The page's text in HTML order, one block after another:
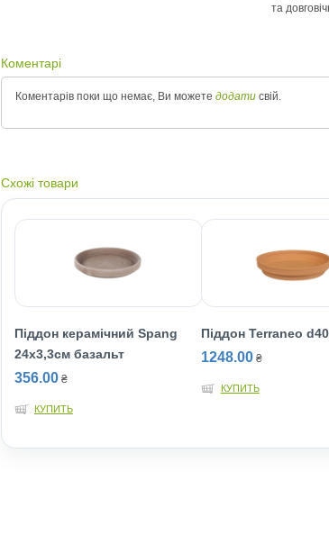
та
Коментарі
Коментарів поки що немає, Ви можете додати свій.
Схожі товари
Піддон керамічний Spang
24х3,3см базальт
356.00 ₴
КУПИТЬ
Піддон Terraneo
1248.00 ₴
КУПИТЬ